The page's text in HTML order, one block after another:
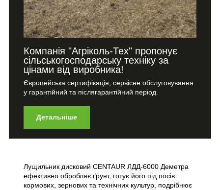
Компанія "Агріколь-Тех" пропонує
сільськогосподарську техніку за
цінами від виробника!
Європейська сертифікація, сервісне обслуговування
у гарантійний та післягарантійний період.
Детальніше
Лущильник дисковий CENTAUR ЛДД-6000 Деметра
ефективно обробляє ґрунт, готує його під посів
кормових, зернових та технічних культур, подрібнює